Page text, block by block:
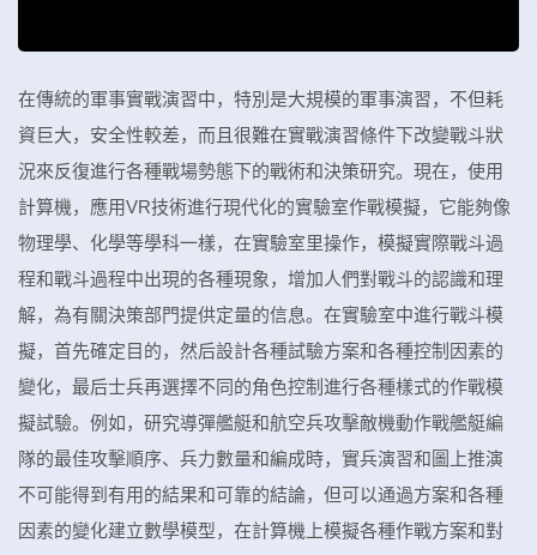
在傳統的軍事實戰演習中，特別是大規模的軍事演習，不但耗
資巨大，安全性較差，而且很難在實戰演習條件下改變戰斗狀
況來反復進行各種戰場勢態下的戰術和決策研究。現在，使用
計算機，應用VR技術進行現代化的實驗室作戰模擬，它能夠像
物理學、化學等學科一樣，在實驗室里操作，模擬實際戰斗過
程和戰斗過程中出現的各種現象，增加人們對戰斗的認識和理
解，為有關決策部門提供定量的信息。在實驗室中進行戰斗模
擬，首先確定目的，然后設計各種試驗方案和各種控制因素的
變化，最后士兵再選擇不同的角色控制進行各種樣式的作戰模
擬試驗。例如，研究導彈艦艇和航空兵攻擊敵機動作戰艦艇編
隊的最佳攻擊順序、兵力數量和編成時，實兵演習和圖上推演
不可能得到有用的結果和可靠的結論，但可以通過方案和各種
因素的變化建立數學模型，在計算機上模擬各種作戰方案和對